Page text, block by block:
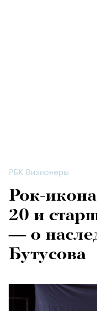
РБК Визионеры
Рок-
20 и
— о
Бутусова